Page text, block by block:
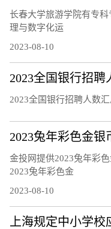
长春大学旅游学院有专
理与数字化运
2023-08-10
2023全国银行招聘
2023全国银行招聘人数汇
2023兔年彩色金银
金投网提供2023兔年彩
2023兔年彩色金
2023-08-10
上海规定中小学